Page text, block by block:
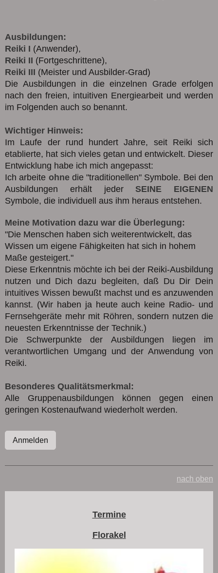
Ausbildungen:
Reiki I (Anwender),
Reiki II (Fortgeschrittene),
Reiki III (Meister und Ausbilder-Grad)
Die Ausbildungen in die einzelnen Grade erfolgen
nach den freien, intuitiven Energiearbeit und werden
im Folgenden auch so benannt.
Wichtiger Hinweis:
Im Laufe der rund hundert Jahre, seit Reiki sich
etablierte, hat sich vieles getan und entwickelt. Dieser
Entwicklung habe ich mich angepasst:
Ich arbeite ohnedie "traditionellen" Symbole. Bei den
Ausbildungen erhält jederSEINE EIGENEN
Symbole, die individuell aus ihm heraus entstehen.
Meine Motivation dazu war die Überlegung:
"Die Menschen haben sich weiterentwickelt, das
Wissen um eigene Fähigkeiten hat sich in hohem
Maße gesteigert."
Diese Erkenntnis möchte ich bei der Reiki-Ausbildung
nutzen und Dich dazu begleiten, daß Du Dir Dein
intuitives Wissen bewußt machst und es anzuwenden
kannst. (Wir haben ja heute auch keine Radio- und
Fernsehgeräte mehr mit Röhren, sondern nutzen die
neuesten Erkenntnisse der Technik.)
Die Schwerpunkte der Ausbildungen liegen im
verantwortlichen Umgang und der Anwendung von
Reiki.
Besonderes Qualitätsmerkmal:
Alle Gruppenausbildungen können gegen einen
geringen Kostenaufwand wiederholt werden.
Anmelden
nach oben
Termine
Florakel